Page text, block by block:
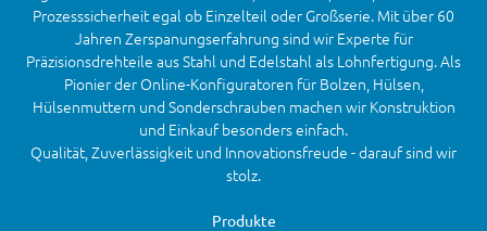
Prozesssicherheit egal ob Einzelteil oder Großserie. Mit über 60
Jahren Zerspanungserfahrung sind wir Experte für
Präzisionsdrehteile aus Stahl und Edelstahl als Lohnfertigung. Als
Pionier der Online-Konfiguratoren für Bolzen, Hülsen,
Hülsenmuttern und Sonderschrauben machen wir Konstruktion
und Einkauf besonders einfach.
Qualität, Zuverlässigkeit und Innovationsfreude - darauf sind wir
stolz.
Produkte